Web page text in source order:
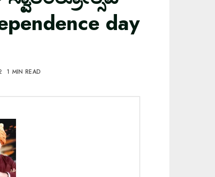
day
1 MIN READ